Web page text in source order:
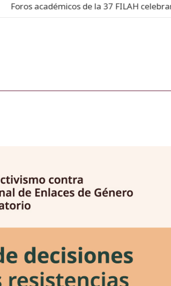
de la 37 FILAH celebrarán el